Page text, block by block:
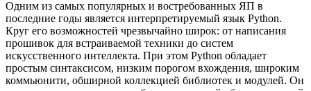
Одним из самых популярных и востребованных ЯП в
последние годы является интерпретируемый язык Python.
Круг его возможностей чрезвычайно широк: от написания
прошивок для встраиваемой техники до систем
искусственного интеллекта. При этом Python обладает
простым синтаксисом, низким порогом вхождения, широким
коммьюнити, обширной коллекцией библиотек и модулей. Он